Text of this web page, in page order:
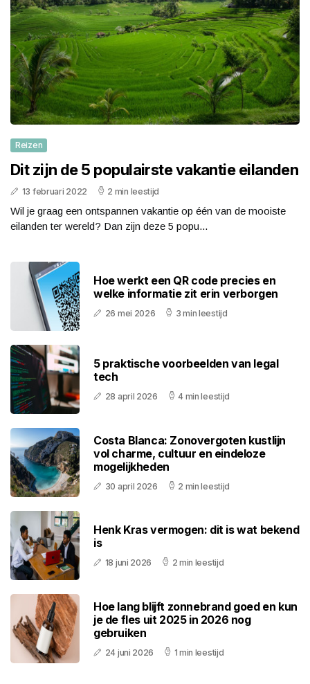
Reizen
Dit zijn de 5 populairste vakantie eilanden
13 februari 2022 2 min leestijd
Wil je graag een ontspannen vakantie op één van de mooiste
eilanden ter wereld? Dan zijn deze 5 popu...
Hoe werkt een QR code precies en
welke informatie zit erin verborgen
26 mei 2026 3 min leestijd
5 praktische voorbeelden van legal
tech
28 april 2026 4 min leestijd
Costa Blanca: Zonovergoten kustlijn
vol charme, cultuur en eindeloze
mogelijkheden
30 april 2026 2 min leestijd
Henk Kras vermogen: dit is wat bekend
is
18 juni 2026 2 min leestijd
Hoe lang blijft zonnebrand goed en kun
je de fles uit 2025 in 2026 nog
gebruiken
24 juni 2026 1 min leestijd